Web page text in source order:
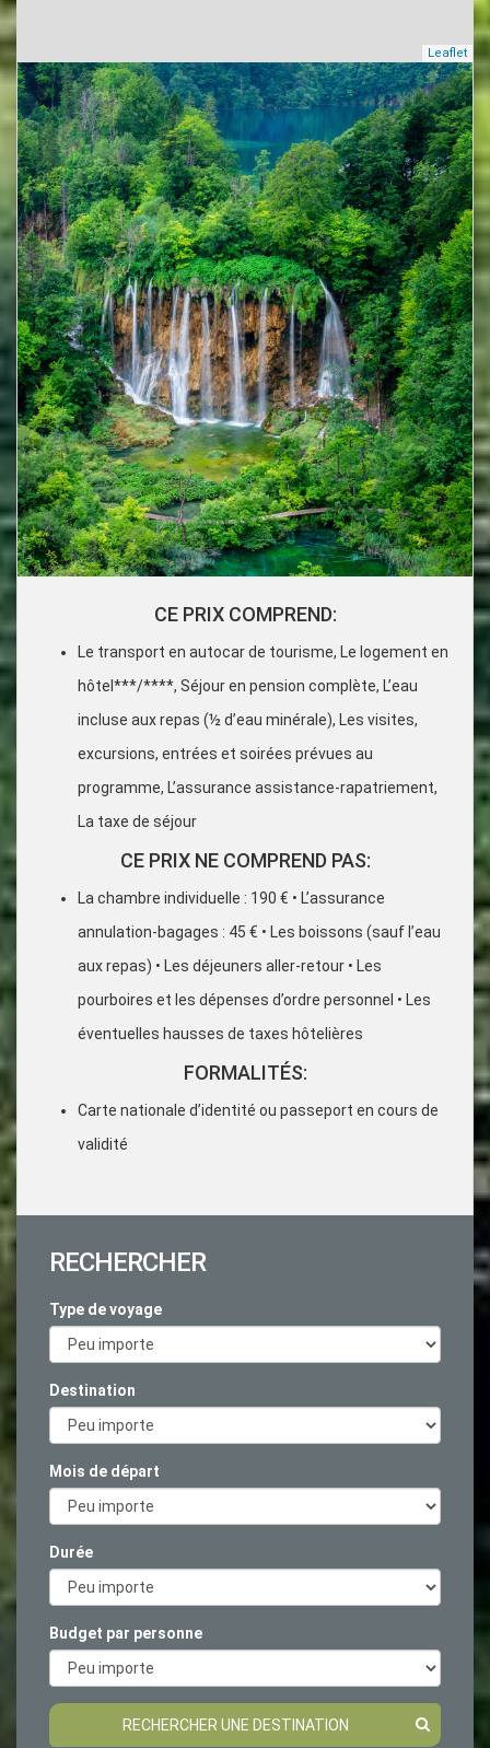
Leaflet
CE PRIX COMPREND:
Le transport en autocar de tourisme, Le logement en
hôtel***/****, Séjour en pension complète, L’eau
incluse aux repas (½ d’eau minérale), Les visites,
excursions, entrées et soirées prévues au
programme, L’assurance assistance-rapatriement,
La taxe de séjour
CE PRIX NE COMPREND PAS:
La chambre individuelle : 190 € • L’assurance
annulation-bagages : 45 € • Les boissons (sauf l’eau
aux repas) • Les déjeuners aller-retour • Les
pourboires et les dépenses d’ordre personnel • Les
éventuelles hausses de taxes hôtelières
FORMALITÉS:
Carte nationale d’identité ou passeport en cours de
validité
RECHERCHER
Type de voyage
Destination
Mois de départ
Durée
Budget par personne
RECHERCHER UNE DESTINATION